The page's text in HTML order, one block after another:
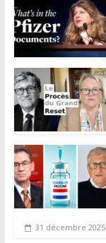
31 décembre 2025